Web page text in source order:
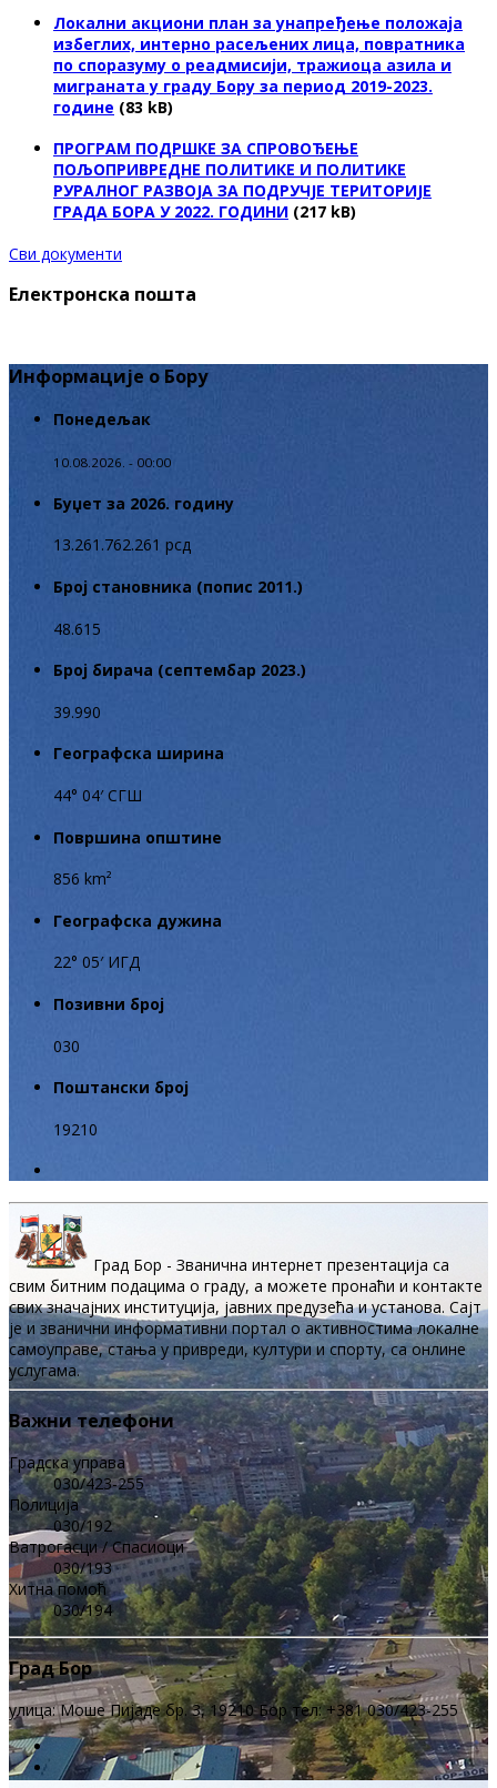
Локални акциони план за унапређење положаја
избеглих, интерно расељених лица, повратника
по споразуму о реадмисији, тражиоца азила и
миграната у граду Бору за период 2019-2023.
године (83 kB)
ПРОГРАМ ПОДРШКЕ ЗА СПРОВОЂЕЊЕ
ПОЉОПРИВРЕДНЕ ПОЛИТИКЕ И ПОЛИТИКЕ
РУРАЛНОГ РАЗВОЈА ЗА ПОДРУЧЈЕ ТЕРИТОРИЈЕ
ГРАДА БОРА У 2022. ГОДИНИ (217 kB)
Сви документи
Електронска пошта
Информације о Бору
Понедељак
10.08.2026. - 00:00
Буџет за 2026. годину
13.261.762.261 рсд
Број становника (попис 2011.)
48.615
Број бирача (септембар 2023.)
39.990
Географска ширина
44° 04′ СГШ
Површина општине
856 km²
Географска дужина
22° 05′ ИГД
Позивни број
030
Поштански број
19210
Град Бор - Званична интернет презентација са
свим битним подацима о граду, а можете пронаћи и контакте
свих значајних институција, јавних предузећа и установа. Сајт
је и званични информативни портал о активностима локалне
самоуправе, стања у привреди, култури и спорту, са онлине
услугама.
Важни телефони
Градска управа
030/423-255
Полиција
030/192
Ватрогасци / Спасиоци
030/193
Хитна помоћ
030/194
Град Бор
улица: Моше Пијаде бр. 3, 19210 Бор тел: +381 030/423-255